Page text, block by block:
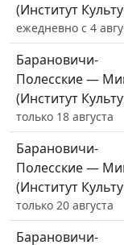
(Институт
ежедневно с 4
Барановичи-
Полесские —
(Институт
только 18 августа
Барановичи-
Полесские —
(Институт
только 20 августа
Барановичи-